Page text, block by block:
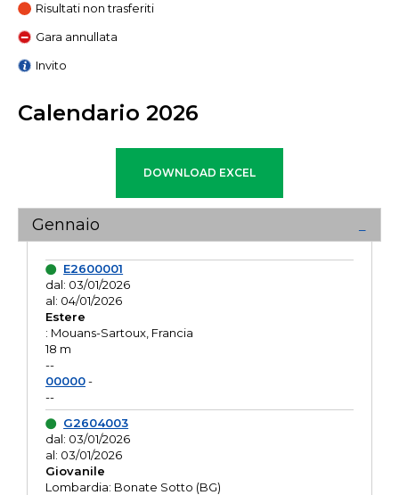
Risultati non trasferiti
Gara annullata
Invito
Calendario 2026
Gennaio
E2600001
dal: 03/01/2026
al: 04/01/2026
Estere
: Mouans-Sartoux, Francia
18 m
--
00000-
--
G2604003
dal: 03/01/2026
al: 03/01/2026
Giovanile
Lombardia: Bonate Sotto (BG)